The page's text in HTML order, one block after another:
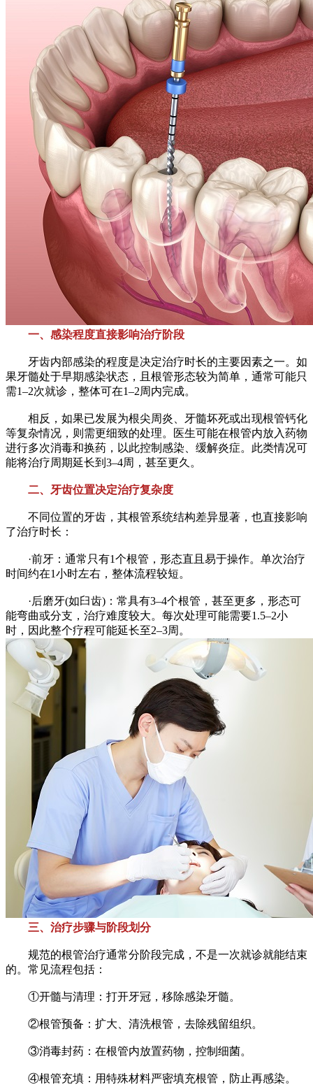
一、感染程度直接影响治疗阶段
牙齿内部感染的程度是决定治疗时长的主要因素之一。如
果牙髓处于早期感染状态，且根管形态较为简单，通常可能只
需1–2次就诊，整体可在1–2周内完成。
相反，如果已发展为根尖周炎、牙髓坏死或出现根管钙化
等复杂情况，则需更细致的处理。医生可能在根管内放入药物
进行多次消毒和换药，以此控制感染、缓解炎症。此类情况可
能将治疗周期延长到3–4周，甚至更久。
二、牙齿位置决定治疗复杂度
不同位置的牙齿，其根管系统结构差异显著，也直接影响
了治疗时长：
·前牙：通常只有1个根管，形态直且易于操作。单次治疗
时间约在1小时左右，整体流程较短。
·后磨牙(如臼齿)：常具有3–4个根管，甚至更多，形态可
能弯曲或分支，治疗难度较大。每次处理可能需要1.5–2小
时，因此整个疗程可能延长至2–3周。
三、治疗步骤与阶段划分
规范的根管治疗通常分阶段完成，不是一次就诊就能结束
的。常见流程包括：
①开髓与清理：打开牙冠，移除感染牙髓。
②根管预备：扩大、清洗根管，去除残留组织。
③消毒封药：在根管内放置药物，控制细菌。
④根管充填：用特殊材料严密填充根管，防止再感染。